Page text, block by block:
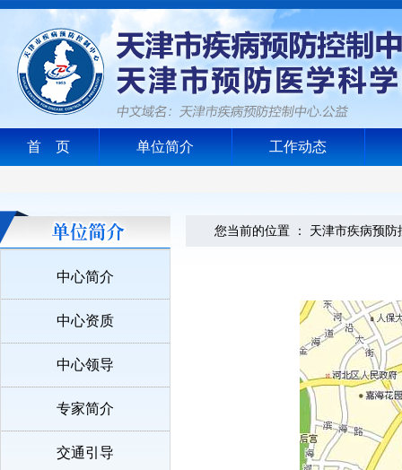
首 页 单位简介 工作动态
中心简介
中心资质
中心领导
专家简介
交通引导
您当前的位置 ： 天津市疾病预防